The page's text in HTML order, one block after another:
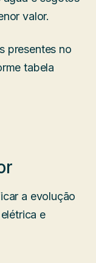
valor.
presentes no
tabela
a evolução
e